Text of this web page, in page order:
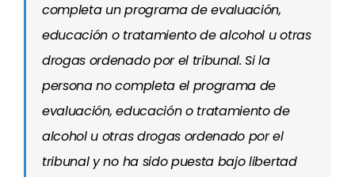
completa un programa de evaluación,
educación o tratamiento de alcohol u otras
drogas ordenado por el tribunal. Si la
persona no completa el programa de
evaluación, educación o tratamiento de
alcohol u otras drogas ordenado por el
tribunal y no ha sido puesta bajo libertad